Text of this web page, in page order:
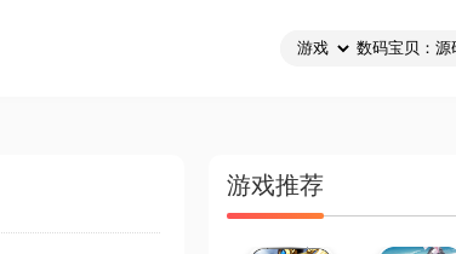
游戏推荐